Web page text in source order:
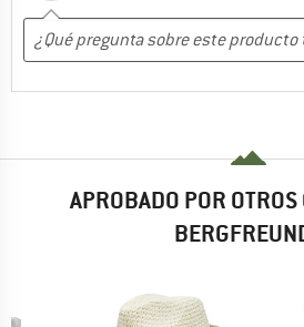
APROBADO POR